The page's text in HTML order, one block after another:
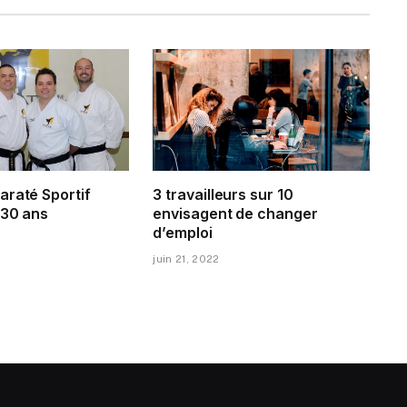
Sportif
ans
3 travailleurs sur 10
envisagent de changer
d’emploi
juin 21, 2022